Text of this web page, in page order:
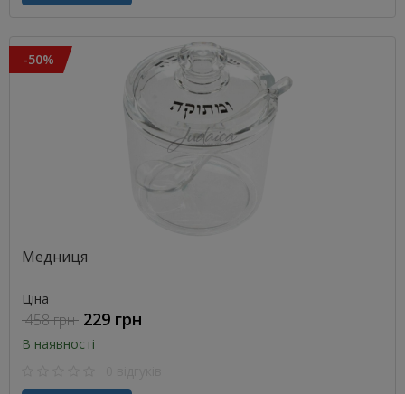
-50%
Медниця
Ціна
458 грн 229 грн
В наявності